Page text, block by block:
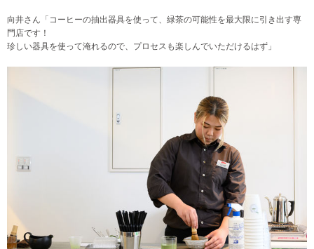
向井さん「コーヒーの抽出器具を使って、緑茶の可能性を最大限に引き出す専
門店です！
珍しい器具を使って淹れるので、プロセスも楽しんでいただけるはず」